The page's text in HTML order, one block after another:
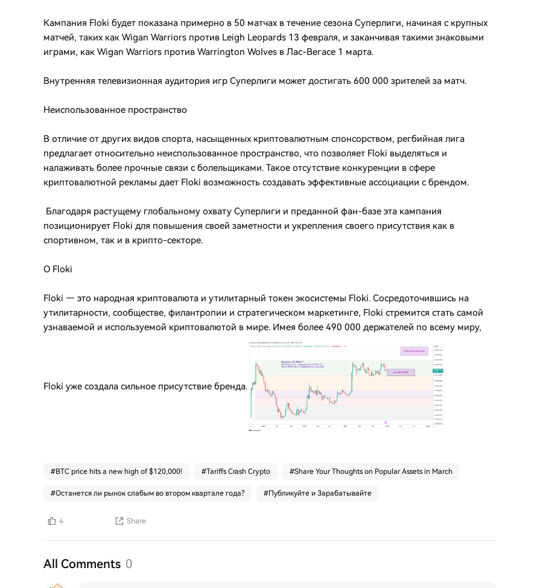
Кампания Floki будет показана примерно в 50 матчах в течение сезона Суперлиги, начиная с крупных
матчей, таких как Wigan Warriors против Leigh Leopards 13 февраля, и заканчивая такими знаковыми
играми, как Wigan Warriors против Warrington Wolves в Лас-Вегасе 1 марта.
Внутренняя телевизионная аудитория игр Суперлиги может достигать 600 000 зрителей за матч.
Неиспользованное пространство
В отличие от других видов спорта, насыщенных криптовалютным спонсорством, регбийная лига
предлагает относительно неиспользованное пространство, что позволяет Floki выделяться и
налаживать более прочные связи с болельщиками. Такое отсутствие конкуренции в сфере
криптовалютной рекламы дает Floki возможность создавать эффективные ассоциации с брендом.
Благодаря растущему глобальному охвату Суперлиги и преданной фан-базе эта кампания
позиционирует Floki для повышения своей заметности и укрепления своего присутствия как в
спортивном, так и в крипто-секторе.
О Floki
Floki — это народная криптовалюта и утилитарный токен экосистемы Floki. Сосредоточившись на
утилитарности, сообществе, филантропии и стратегическом маркетинге, Floki стремится стать самой
узнаваемой и используемой криптовалютой в мире. Имея более 490 000 держателей по всему миру,
Floki уже создала сильное присутствие бренда.
#BTC price hits a new high of $120,000! #Tariffs Crash Crypto #Share Your Thoughts on Popular Assets in March
#Останется ли рынок слабым во втором квартале года? #Публикуйте и Зарабатывайте
4 Share
All Comments 0